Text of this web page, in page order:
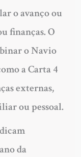
o avanço ou
finanças. O
o Navio
a Carta 4
externas,
ou pessoal.
da